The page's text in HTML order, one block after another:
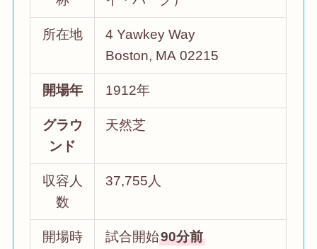
所在地
4 Yawkey Way
Boston, MA 02215
開場年 1912年
グラウ
ンド
天然芝
収容人
数
37,755人
開場時
試合開始90分前